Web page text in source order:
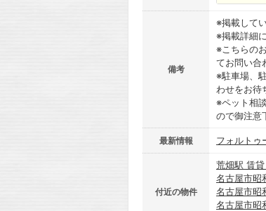
備考
※掲載して
※掲載詳細
※こちらの
てお問い合
※駐車場、
わせをお待
※ペット相
ので御注意
最新情報 フォルトゥ
付近の物件
荒畑駅 賃
名古屋市昭
名古屋市昭
名古屋市昭